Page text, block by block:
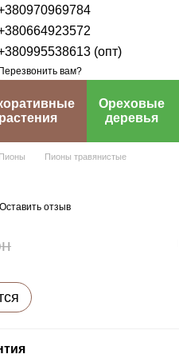
(опт)
вам?
растения
Ореховые
деревья
Пионы Пионы травянистые
Оставить отзыв